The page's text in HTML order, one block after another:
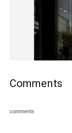
Comments
comments